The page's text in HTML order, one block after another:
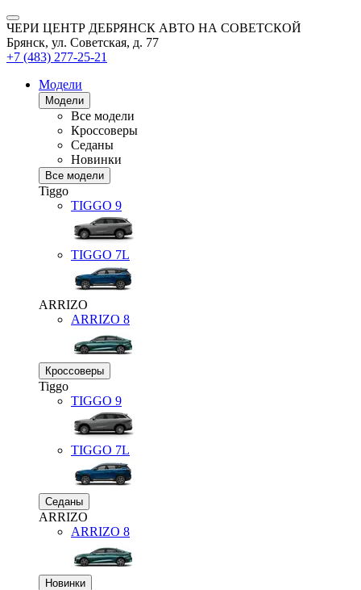
ЧЕРИ ЦЕНТР ДЕБРЯНСК АВТО НА СОВЕТСКОЙ
Брянск, ул. Советская, д. 77
+7 (483) 277-25-21
Модели
Модели
Все модели
Кроссоверы
Седаны
Новинки
Все модели
Tiggo
TIGGO 9
TIGGO 7L
ARRIZO
ARRIZO 8
Кроссоверы
Tiggo
TIGGO 9
TIGGO 7L
Седаны
ARRIZO
ARRIZO 8
Новинки